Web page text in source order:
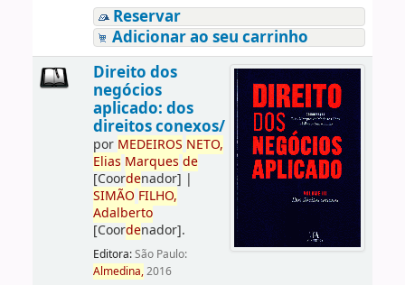
Reservar
Adicionar ao seu carrinho
Direito dos
negócios
aplicado: dos
direitos conexos/
por MEDEIROS NETO,
Elias Marques de
[Coordenador] |
SIMÃO FILHO,
Adalberto
[Coordenador].
Editora:São Paulo:
Almedina,2016